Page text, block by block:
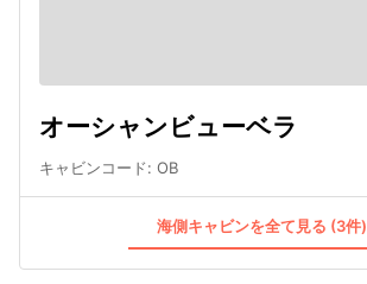
オーシャンビューベラ
キャビンコード: OB
海側キャビンを全て見る (3件)